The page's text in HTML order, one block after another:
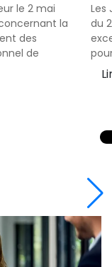
le 2 mai
la
des
de
Les
du